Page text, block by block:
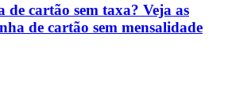
cartão sem taxa? Veja as
de cartão sem mensalidade